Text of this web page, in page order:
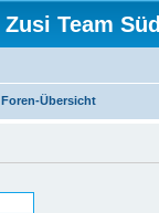
Zusi Team Süd
Foren-Übersicht